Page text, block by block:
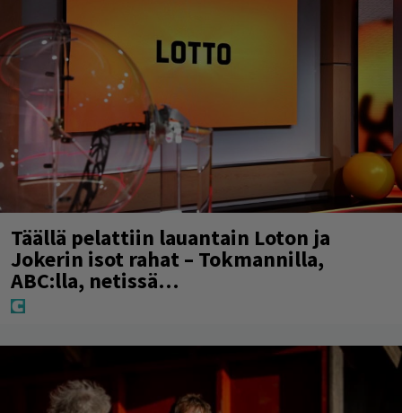
Täällä pelattiin lauantain Loton ja
Jokerin isot rahat – Tokmannilla,
ABC:lla, netissä…